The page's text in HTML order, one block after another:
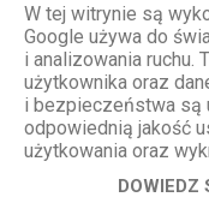
Niebo
W tej witrynie są
Google używa do
i analizowania ruchu.
użytkownika oraz
i bezpieczeństwa są
odpowiednią jakość
użytkowania oraz
DOWIEDZ